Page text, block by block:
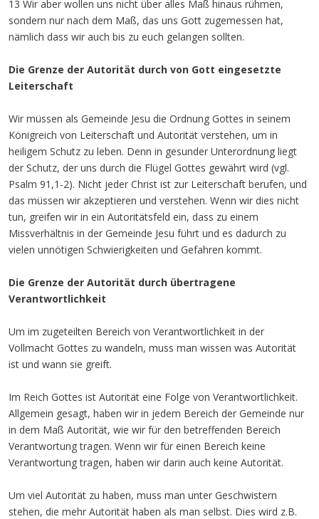
13 Wir aber wollen uns nicht über alles Maß hinaus rühmen,
sondern nur nach dem Maß, das uns Gott zugemessen hat,
nämlich dass wir auch bis zu euch gelangen sollten.
Die Grenze der Autorität durch von Gott eingesetzte
Leiterschaft
Wir müssen als Gemeinde Jesu die Ordnung Gottes in seinem
Königreich von Leiterschaft und Autorität verstehen, um in
heiligem Schutz zu leben. Denn in gesunder Unterordnung liegt
der Schutz, der uns durch die Flügel Gottes gewährt wird (vgl.
Psalm 91,1-2). Nicht jeder Christ ist zur Leiterschaft berufen, und
das müssen wir akzeptieren und verstehen. Wenn wir dies nicht
tun, greifen wir in ein Autoritätsfeld ein, dass zu einem
Missverhältnis in der Gemeinde Jesu führt und es dadurch zu
vielen unnötigen Schwierigkeiten und Gefahren kommt.
Die Grenze der Autorität durch übertragene
Verantwortlichkeit
Um im zugeteilten Bereich von Verantwortlichkeit in der
Vollmacht Gottes zu wandeln, muss man wissen was Autorität
ist und wann sie greift.
Im Reich Gottes ist Autorität eine Folge von Verantwortlichkeit.
Allgemein gesagt, haben wir in jedem Bereich der Gemeinde nur
in dem Maß Autorität, wie wir für den betreffenden Bereich
Verantwortung tragen. Wenn wir für einen Bereich keine
Verantwortung tragen, haben wir darin auch keine Autorität.
Um viel Autorität zu haben, muss man unter Geschwistern
stehen, die mehr Autorität haben als man selbst. Dies wird z.B.